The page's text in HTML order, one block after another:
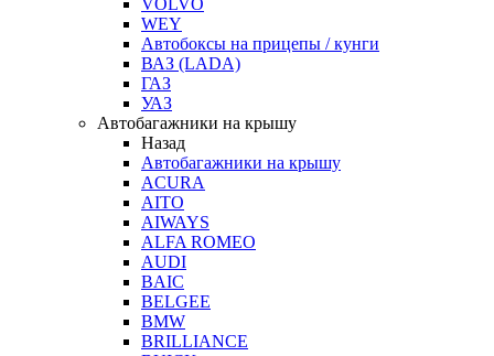
VOLVO
WEY
Автобоксы на прицепы / кунги
ВАЗ (LADA)
ГАЗ
УАЗ
Автобагажники на крышу
Назад
Автобагажники на крышу
ACURA
AITO
AIWAYS
ALFA ROMEO
AUDI
BAIC
BELGEE
BMW
BRILLIANCE